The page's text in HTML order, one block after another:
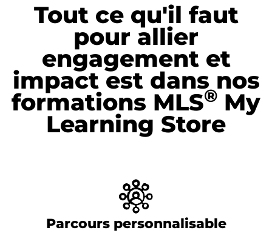
Tout ce qu'il faut
pour allier
engagement et
impact est dans nos
formations MLS® My
Learning Store
Parcours personnalisable